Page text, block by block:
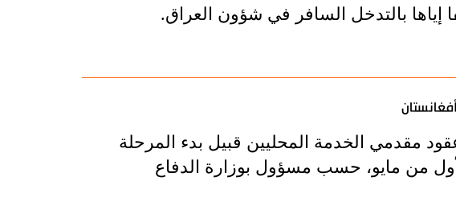
إياها بالتدخل السافر في شؤون العراق.
مقدمي الخدمة المحليين قبيل بدء المرحلة
من مايو، حسب مسؤول بوزارة الدفاع